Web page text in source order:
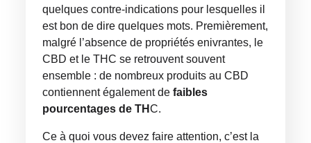
quelques contre-indications pour lesquelles il
est bon de dire quelques mots. Premièrement,
malgré l’absence de propriétés enivrantes, le
CBD et le THC se retrouvent souvent
ensemble : de nombreux produits au CBD
contiennent également defaibles
pourcentages de THC.
Ce à quoi vous devez faire attention, c’est la